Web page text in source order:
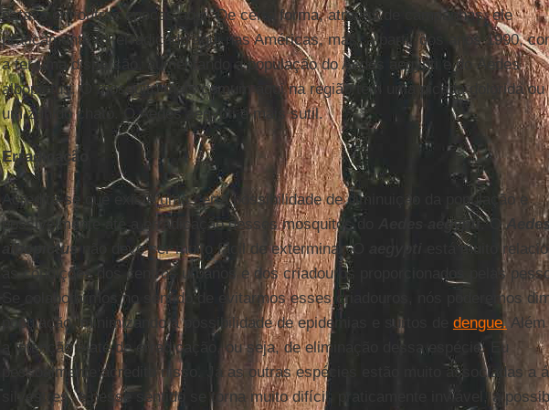
estava em outras épocas aqui. De certa forma, através de campanhas, ele
praticamente foi erradicado aqui nas Américas, mas, a partir dos anos 1990,
a ter uma dispersão, aumentando a população do Aedes aegypti e do Aedes
albopictus. O mosquito mais comum aqui na região tem uma picada dolorida ou
um zunido chato. O Aedes aegypti é mais sutil.
Erradicação
Acredita-se que existe uma certa possibilidade de diminuição da população e
possivelmente até a erradicação desses mosquitos do
Aedes aegypti. O
albopictusnão deve ser muito fácil de exterminar. O
está muito
às condições dos centros urbanos e dos criadouros proporcionados pelas
Se colaborarmos no sentido de evitarmos esses criadouros, nós poderemos
população, minimizando a possibilidade de epidemias e surtos de dengue.
a intenção é até de erradicação, ou seja, de eliminação dessa espécie. Eu
pessoalmente acredito nisso. Já as outras espécies estão muito associadas a
silvestres, e nesse sentido se torna muito difícil, praticamente inviável, a